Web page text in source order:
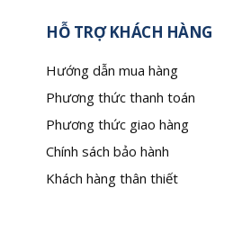
HỖ TRỢ KHÁCH HÀNG
Hướng dẫn mua hàng
Phương thức thanh toán
Phương thức giao hàng
Chính sách bảo hành
Khách hàng thân thiết